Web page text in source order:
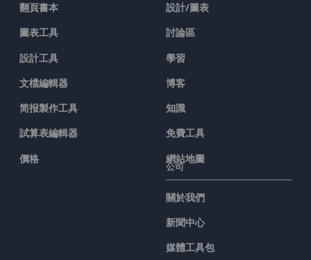
翻頁書本
圖表工具
設計工具
文檔編輯器
简报製作工具
試算表編輯器
價格
設計/圖表
討論區
學習
博客
知識
免費工具
網站地圖
公司
關於我們
新聞中心
媒體工具包